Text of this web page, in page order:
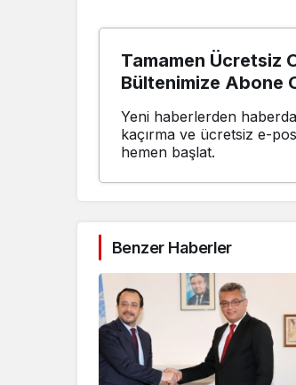
Tamamen Ücretsiz
Bültenimize Abone
Yeni haberlerden
kaçırma ve ücretsiz e-
hemen başlat.
Benzer Haberler